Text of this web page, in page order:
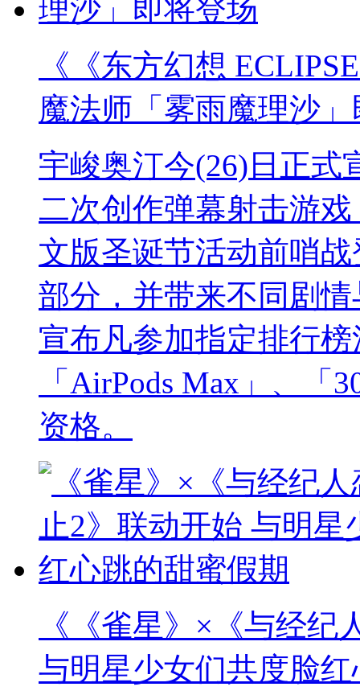
《《东方幻想
魔法师「雾雨魔理沙
宇峻奥汀今(26)日正式
二次创作弹幕射击游
文版圣诞节活动前哨
部分，并带来不同剧
宣布凡参加指定排行
「AirPods Max」、
资格。
《《雀星》×《与经
与明星少女们共度脸